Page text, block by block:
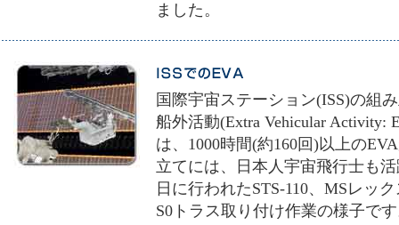
ました。
国際宇宙ステーション(ISS)の組
船外活動(Extra Vehicular Activity:
は、1000時間(約160回)以上の
立てには、日本人宇宙飛行士も
日に行われたSTS-110、MSレッ
S0トラス取り付け作業の様子で